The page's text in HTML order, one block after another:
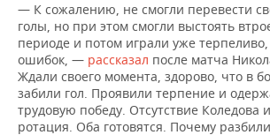
— К сожалению, не смогли перевести
голы, но при этом смогли выстоять
периоде и потом играли уже
ошибок, — рассказал после матча
Ждали своего момента, здорово, что в
забили гол. Проявили терпение и
трудовую победу. Отсутствие Коледова
ротация. Оба готовятся. Почему